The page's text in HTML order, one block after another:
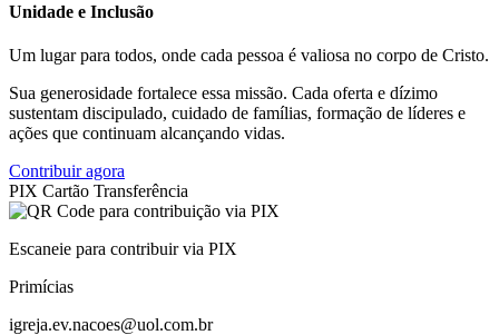
Unidade e Inclusão
Um lugar para todos, onde cada pessoa é valiosa no corpo de Cristo.
Sua generosidade fortalece essa missão. Cada oferta e dízimo
sustentam discipulado, cuidado de famílias, formação de líderes e
ações que continuam alcançando vidas.
Contribuir agora
PIX Cartão Transferência
Escaneie para contribuir via PIX
Primícias
igreja.ev.nacoes@uol.com.br